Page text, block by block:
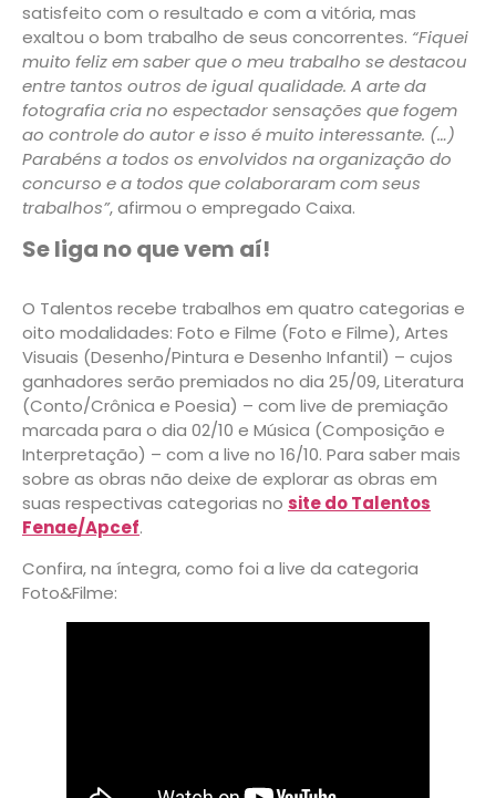
satisfeito com o resultado e com a vitória, mas
exaltou o bom trabalho de seus concorrentes. “Fiquei
muito feliz em saber que o meu trabalho se destacou
entre tantos outros de igual qualidade. A arte da
fotografia cria no espectador sensações que fogem
ao controle do autor e isso é muito interessante. (…)
Parabéns a todos os envolvidos na organização do
concurso e a todos que colaboraram com seus
trabalhos”, afirmou o empregado Caixa.
Se liga no que vem aí!
O Talentos recebe trabalhos em quatro categorias e
oito modalidades: Foto e Filme (Foto e Filme), Artes
Visuais (Desenho/Pintura e Desenho Infantil) – cujos
ganhadores serão premiados no dia 25/09, Literatura
(Conto/Crônica e Poesia) – com live de premiação
marcada para o dia 02/10 e Música (Composição e
Interpretação) – com a live no 16/10. Para saber mais
sobre as obras não deixe de explorar as obras em
suas respectivas categorias no site do Talentos
Fenae/Apcef.
Confira, na íntegra, como foi a live da categoria
Foto&Filme: